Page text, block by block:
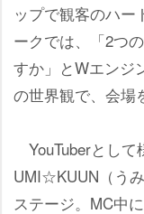
ップで観客のハー
ークでは、「2つ
すか」とWエンジ
の世界観で、会場
YouTuberとして
UMI☆KUUN（う
ステージ。MC中